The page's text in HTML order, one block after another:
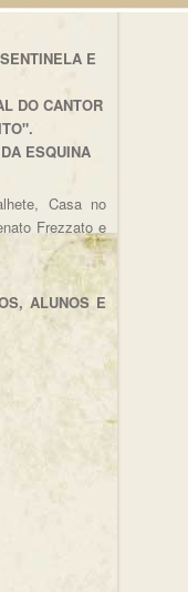
E
DO CANTOR
ESQUINA
Casa no
Frezzato e
ALUNOS E